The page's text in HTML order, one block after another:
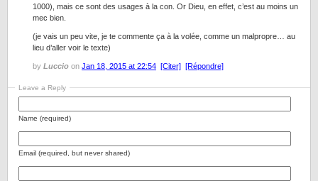
1000), mais ce sont des usages à la con. Or Dieu, en effet, c’est au moins un
mec bien.
(je vais un peu vite, je te commente ça à la volée, comme un malpropre… au
lieu d’aller voir le texte)
by Luccio on Jan 18, 2015 at 22:54 [Citer] [Répondre]
Leave a Reply
Name (required)
Email (required, but never shared)